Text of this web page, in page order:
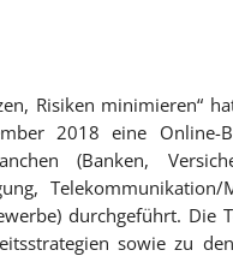
Risiken minimieren“
2018 eine Online-
(Banken,
Telekommunikation/
durchgeführt. Die
sowie zu